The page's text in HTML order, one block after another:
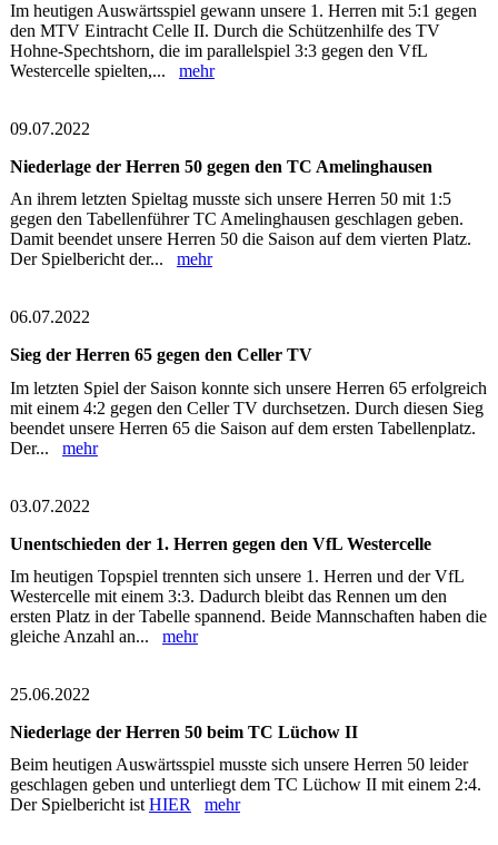
Im heutigen Auswärtsspiel gewann unsere 1. Herren mit 5:1 gegen
den MTV Eintracht Celle II. Durch die Schützenhilfe des TV
Hohne-Spechtshorn, die im parallelspiel 3:3 gegen den VfL
Westercelle spielten,... mehr
09.07.2022
Niederlage der Herren 50 gegen den TC Amelinghausen
An ihrem letzten Spieltag musste sich unsere Herren 50 mit 1:5
gegen den Tabellenführer TC Amelinghausen geschlagen geben.
Damit beendet unsere Herren 50 die Saison auf dem vierten Platz.
Der Spielbericht der... mehr
06.07.2022
Sieg der Herren 65 gegen den Celler TV
Im letzten Spiel der Saison konnte sich unsere Herren 65 erfolgreich
mit einem 4:2 gegen den Celler TV durchsetzen. Durch diesen Sieg
beendet unsere Herren 65 die Saison auf dem ersten Tabellenplatz.
Der... mehr
03.07.2022
Unentschieden der 1. Herren gegen den VfL Westercelle
Im heutigen Topspiel trennten sich unsere 1. Herren und der VfL
Westercelle mit einem 3:3. Dadurch bleibt das Rennen um den
ersten Platz in der Tabelle spannend. Beide Mannschaften haben die
gleiche Anzahl an... mehr
25.06.2022
Niederlage der Herren 50 beim TC Lüchow II
Beim heutigen Auswärtsspiel musste sich unsere Herren 50 leider
geschlagen geben und unterliegt dem TC Lüchow II mit einem 2:4.
Der Spielbericht ist HIER mehr